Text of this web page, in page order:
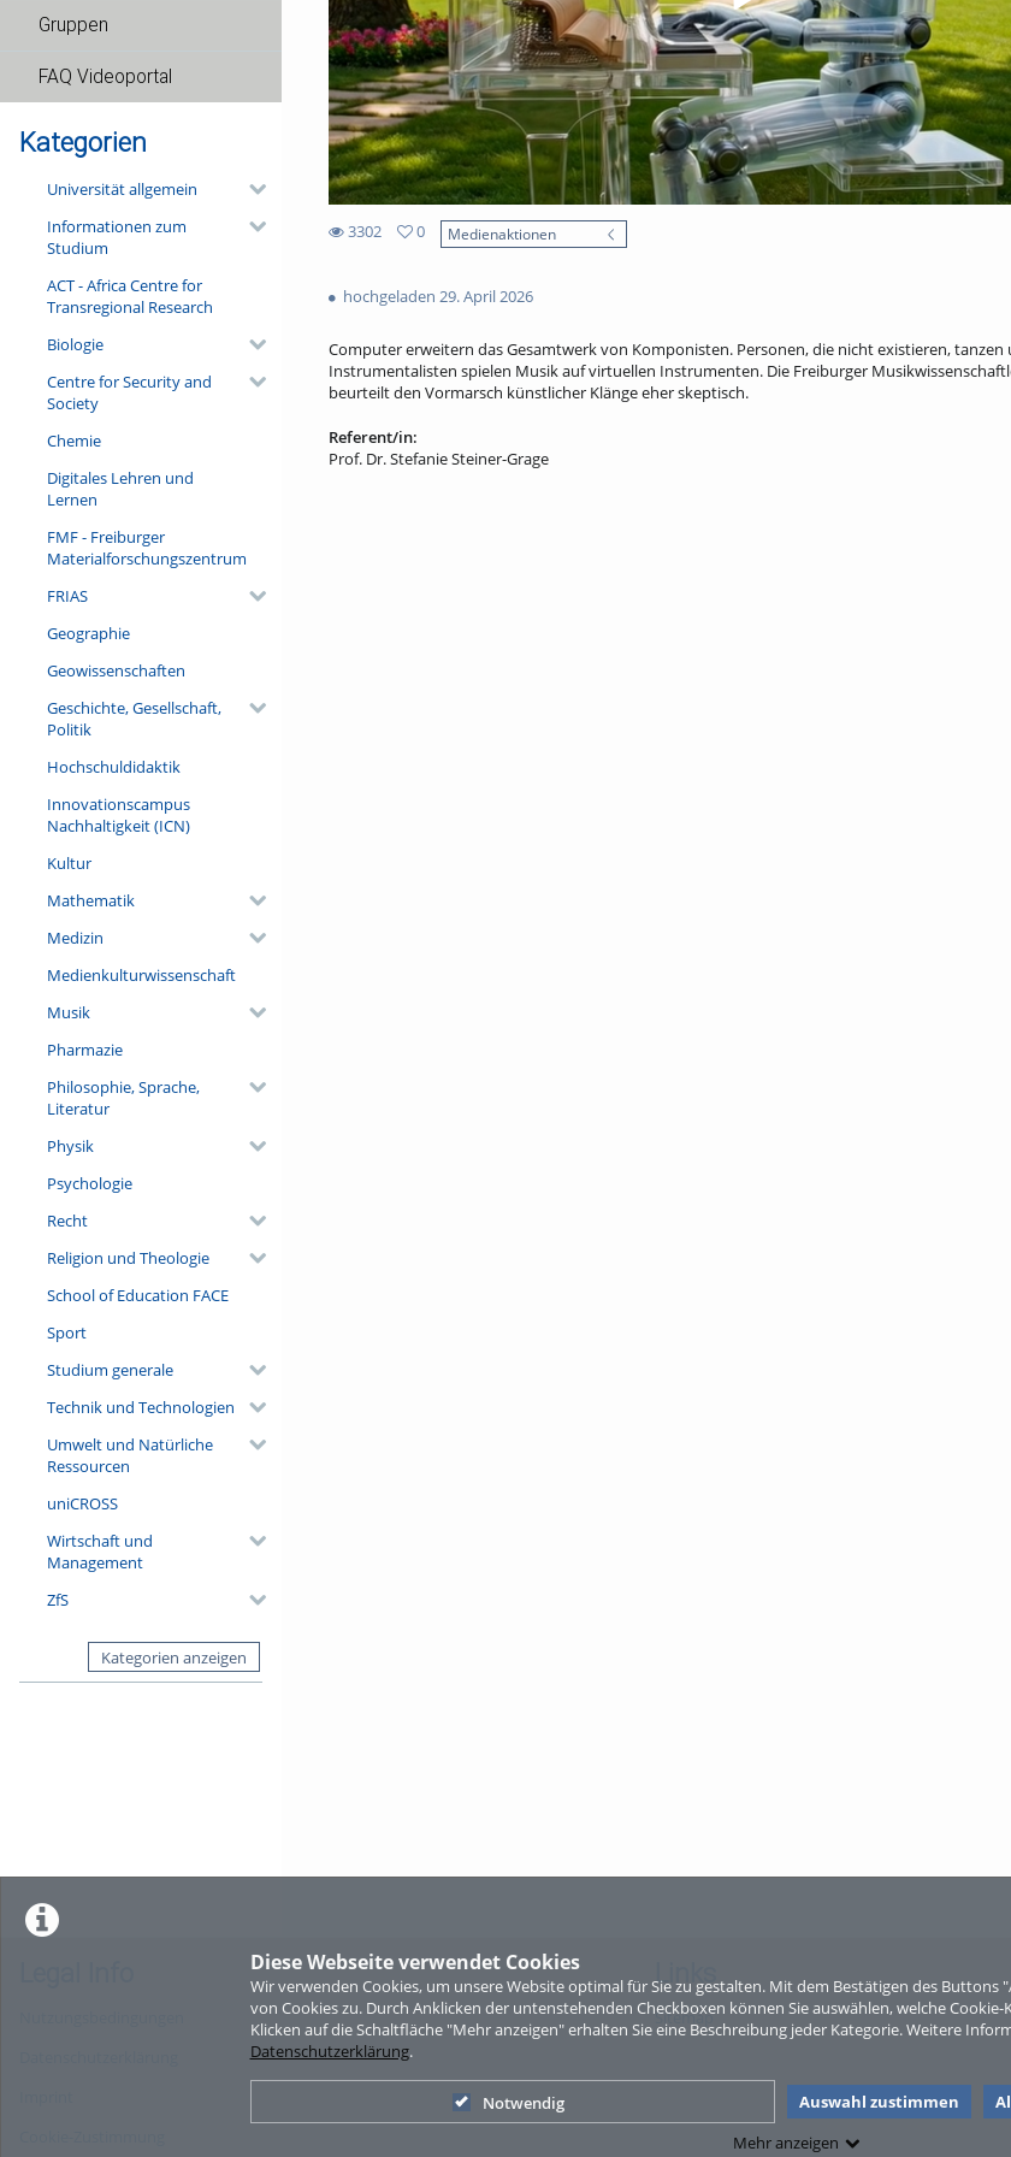
Diese Webseite verwendet Cookies
Wir verwenden Cookies, um unsere Website optimal für Sie zu gestalten. Mit dem Bestätigen des Buttons
von Cookies zu. Durch Anklicken der untenstehenden Checkboxen können Sie auswählen, welche
Klicken auf die Schaltfläche "Mehr anzeigen" erhalten Sie eine Beschreibung jeder Kategorie. Weitere
Datenschutzerklärung.
Notwendig Auswahl zustimmen
Mehr anzeigen
Gruppen
FAQ Videoportal
Kategorien
Universität allgemein
Informationen zum
Studium
ACT - Africa Centre for
Transregional Research
Biologie
Centre for Security and
Society
Chemie
Digitales Lehren und
Lernen
FMF - Freiburger
Materialforschungszentrum
FRIAS
Geographie
Geowissenschaften
Geschichte, Gesellschaft,
Politik
Hochschuldidaktik
Innovationscampus
Nachhaltigkeit (ICN)
Kultur
Mathematik
Medizin
Medienkulturwissenschaft
Musik
Pharmazie
Philosophie, Sprache,
Literatur
Physik
Psychologie
Recht
Religion und Theologie
School of Education FACE
Sport
Studium generale
Technik und Technologien
Umwelt und Natürliche
Ressourcen
uniCROSS
Wirtschaft und
Management
ZfS
Kategorien anzeigen
3302
views
0
Medienaktionen
hochgeladen 29. April 2026
Computer erweitern das Gesamtwerk von Komponisten. Personen, die nicht existieren, tanzen
Instrumentalisten spielen Musik auf virtuellen Instrumenten. Die Freiburger
beurteilt den Vormarsch künstlicher Klänge eher skeptisch.
Referent/in:
Prof. Dr. Stefanie Steiner-Grage
Links
Sitemap